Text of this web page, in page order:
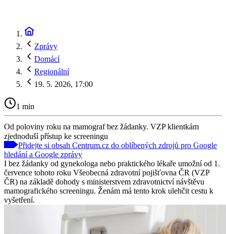
Zprávy
Domácí
Regionální
19. 5. 2026, 17:00
1 min
Od poloviny roku na mamograf bez žádanky. VZP klientkám
zjednoduší přístup ke screeningu
Přidejte si obsah Centrum.cz do oblíbených zdrojů pro Google
hledání a Google zprávy
I bez žádanky od gynekologa nebo praktického lékaře umožní od 1.
července tohoto roku Všeobecná zdravotní pojišťovna ČR (VZP
ČR) na základě dohody s ministerstvem zdravotnictví návštěvu
mamografického screeningu. Ženám má tento krok ulehčit cestu k
vyšetření.